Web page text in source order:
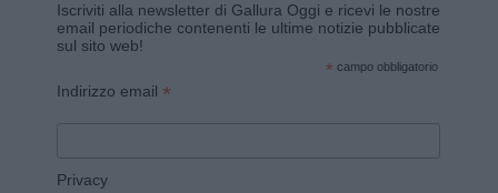
Iscriviti alla newsletter di Gallura Oggi e ricevi le nostre
email periodiche contenenti le ultime notizie pubblicate
sul sito web!
* campo obbligatorio
Indirizzo email *
Privacy